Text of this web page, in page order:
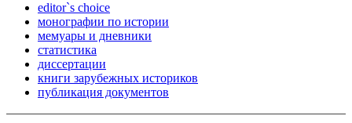
editor`s choice
монографии по истории
мемуары и дневники
статистика
диссертации
книги зарубежных историков
публикация документов